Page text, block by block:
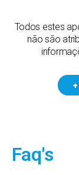
Todos estes
não são
Faq's